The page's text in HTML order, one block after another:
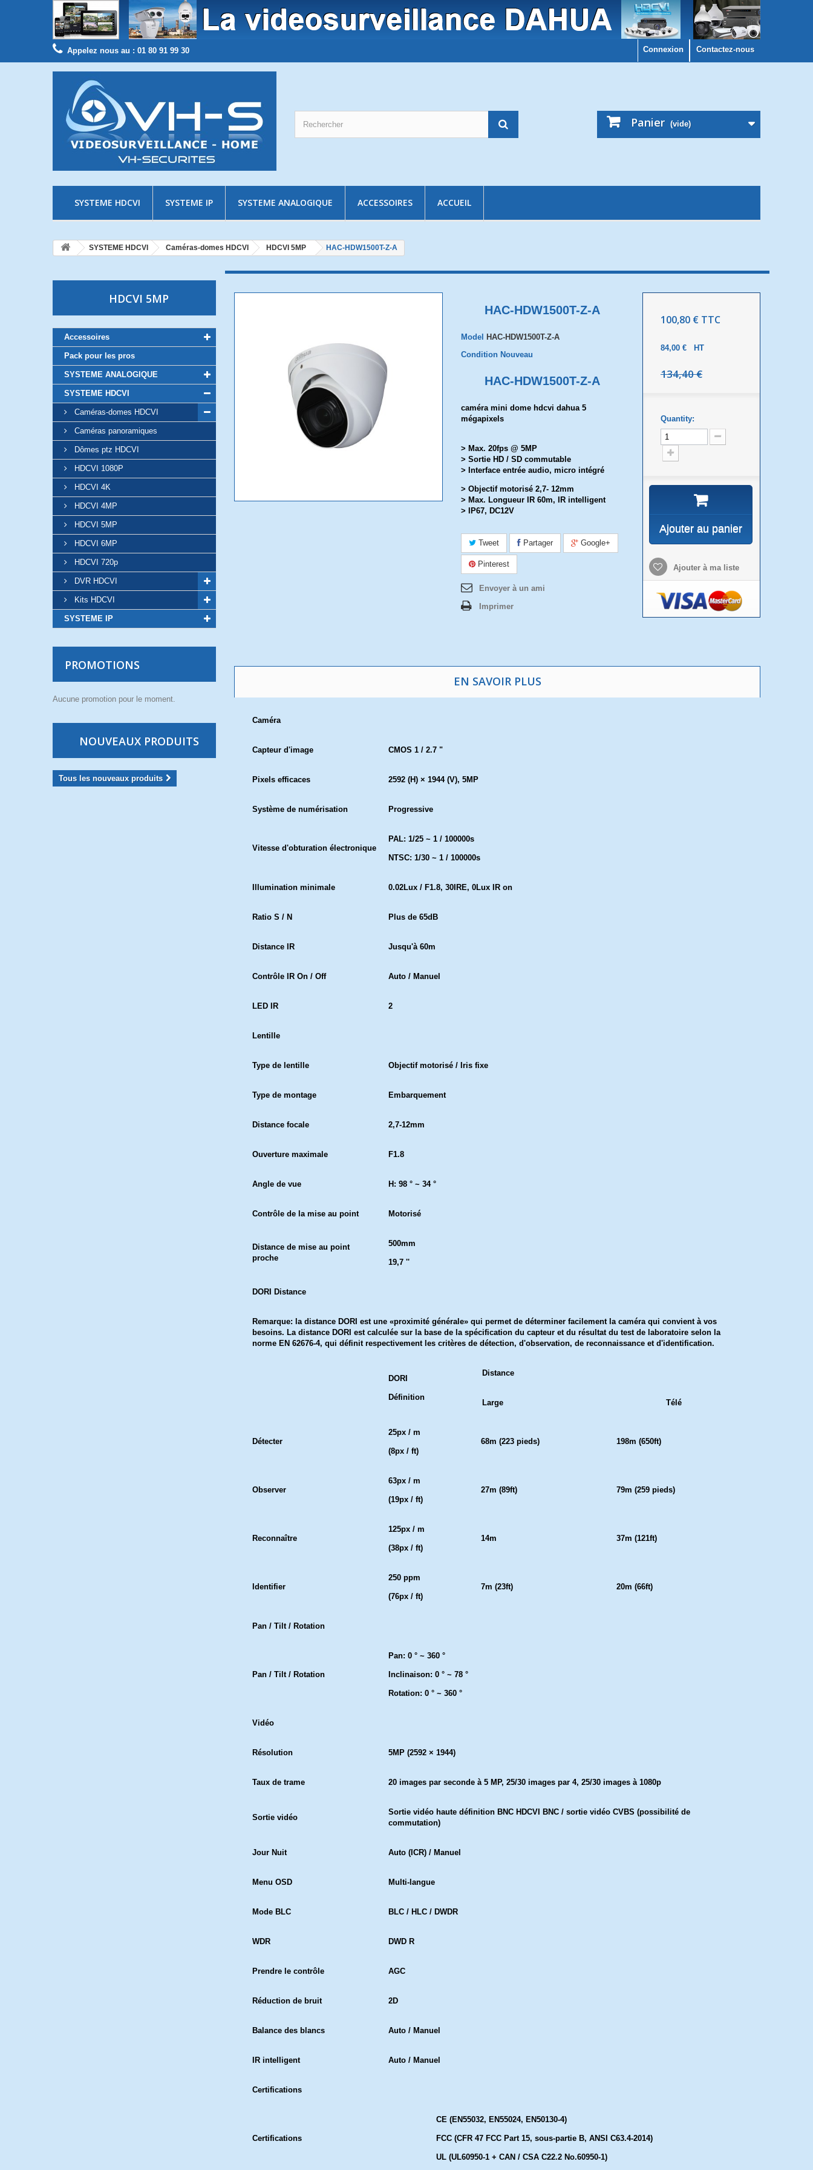
Contactez-nous
Appelez nous au : 01 80 91 99 30 Connexion
Panier (vide)
SYSTEME HDCVI SYSTEME IP SYSTEME ANALOGIQUE ACCESSOIRES ACCUEIL
SYSTEME HDCVI Caméras-domes HDCVI HDCVI 5MP HAC-HDW1500T-Z-A
HDCVI 5MP
Accessoires
Pack pour les pros
SYSTEME ANALOGIQUE
SYSTEME HDCVI
Caméras-domes HDCVI
Caméras panoramiques
Dômes ptz HDCVI
HDCVI 1080P
HDCVI 4K
HDCVI 4MP
HDCVI 5MP
HDCVI 6MP
HDCVI 720p
DVR HDCVI
Kits HDCVI
SYSTEME IP
PROMOTIONS
Aucune promotion pour le moment.
NOUVEAUX PRODUITS
Tous les nouveaux produits
HAC-HDW1500T-Z-A
Model
HAC-HDW1500T-Z-A
Condition Nouveau
HAC-HDW1500T-Z-A
caméra mini dome hdcvi dahua 5
mégapixels
> Max. 20fps @ 5MP
> Sortie HD / SD commutable
> Interface entrée audio, micro intégré
> Objectif motorisé 2,7- 12mm
> Max. Longueur IR 60m, IR intelligent
> IP67, DC12V
Tweet Partager Google+
Pinterest
Envoyer à un ami
Imprimer
100,80 €TTC
84,00 €HT
134,40 €
Quantity:
Ajouter au panier
Ajouter à ma liste
EN SAVOIR PLUS
Caméra
Capteur d'image CMOS 1 / 2.7 "
Pixels efficaces 2592 (H) × 1944 (V), 5MP
Système de numérisation Progressive
Vitesse d'obturation électronique
PAL: 1/25 ~ 1 / 100000s
NTSC: 1/30 ~ 1 / 100000s
Illumination minimale 0.02Lux / F1.8, 30IRE, 0Lux IR on
Ratio S / N Plus de 65dB
Distance IR Jusqu'à 60m
Contrôle IR On / Off Auto / Manuel
LED IR 2
Lentille
Type de lentille Objectif motorisé / Iris fixe
Type de montage Embarquement
Distance focale 2,7-12mm
Ouverture maximale F1.8
Angle de vue H: 98 ° ~ 34 °
Contrôle de la mise au point Motorisé
Distance de mise au point
proche
500mm
19,7 ''
DORI Distance
Remarque: la distance DORI est une «proximité générale» qui permet de déterminer facilement la caméra qui convient à vos
besoins. La distance DORI est calculée sur la base de la spécification du capteur et du résultat du test de laboratoire selon la
norme EN 62676-4, qui définit respectivement les critères de détection, d'observation, de reconnaissance et d'identification.
DORI
Définition
Distance
Large Télé
Détecter
25px / m
(8px / ft)
68m (223 pieds) 198m (650ft)
Observer
63px / m
(19px / ft)
27m (89ft) 79m (259 pieds)
Reconnaître
125px / m
(38px / ft)
14m 37m (121ft)
Identifier
250 ppm
(76px / ft)
7m (23ft) 20m (66ft)
Pan / Tilt / Rotation
Pan / Tilt / Rotation
Pan: 0 ° ~ 360 °
Inclinaison: 0 ° ~ 78 °
Rotation: 0 ° ~ 360 °
Vidéo
Résolution 5MP (2592 × 1944)
Taux de trame 20 images par seconde à 5 MP, 25/30 images par 4, 25/30 images à 1080p
Sortie vidéo
Sortie vidéo haute définition BNC HDCVI BNC / sortie vidéo CVBS (possibilité de
commutation)
Jour Nuit Auto (ICR) / Manuel
Menu OSD Multi-langue
Mode BLC BLC / HLC / DWDR
WDR DWD R
Prendre le contrôle AGC
Réduction de bruit 2D
Balance des blancs Auto / Manuel
IR intelligent Auto / Manuel
Certifications
Certifications
CE (EN55032, EN55024, EN50130-4)
FCC (CFR 47 FCC Part 15, sous-partie B, ANSI C63.4-2014)
UL (UL60950-1 + CAN / CSA C22.2 No.60950-1)